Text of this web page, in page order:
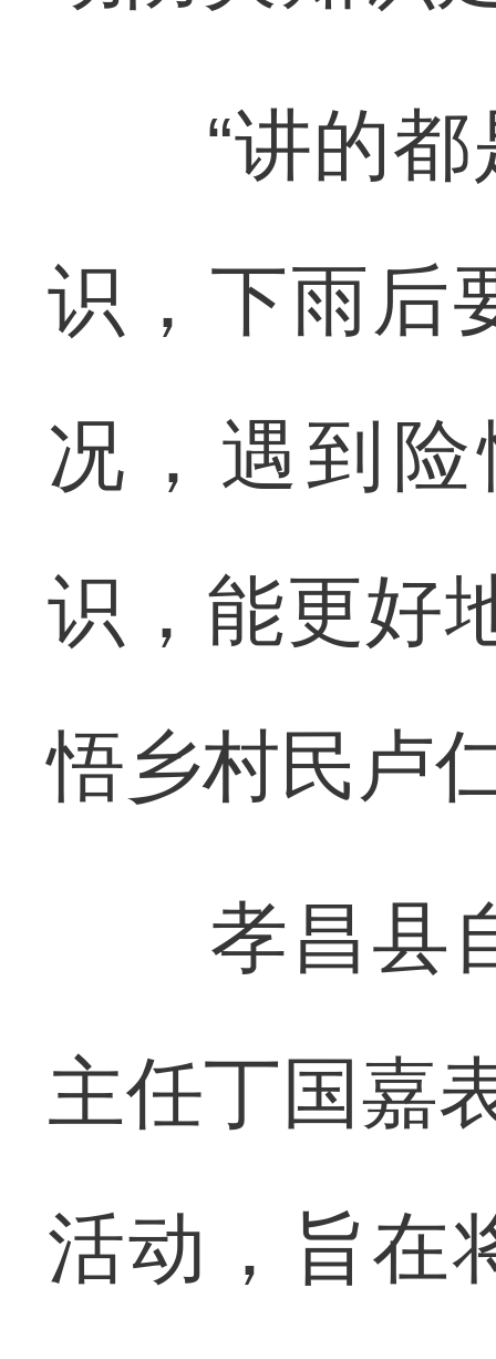
“讲的都
识，下雨后
况，遇到
识，能更好
悟乡村民卢
孝昌县自
主任丁国嘉
活动，旨在